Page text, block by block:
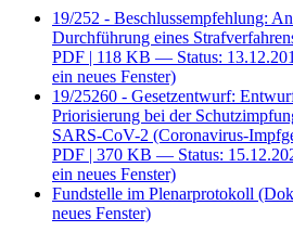
19/252 - Beschlussempfehlung:
Durchführung eines
PDF | 118 KB — Status:
ein neues Fenster)
19/25260 - Gesetzentwurf:
Priorisierung bei der
SARS-CoV-2 (Coronavirus-
PDF | 370 KB — Status:
ein neues Fenster)
Fundstelle im Plenarprotokoll
neues Fenster)